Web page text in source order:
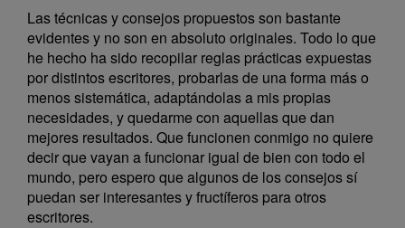
Las técnicas y consejos propuestos son bastante
evidentes y no son en absoluto originales. Todo lo que
he hecho ha sido recopilar reglas prácticas expuestas
por distintos escritores, probarlas de una forma más o
menos sistemática, adaptándolas a mis propias
necesidades, y quedarme con aquellas que dan
mejores resultados. Que funcionen conmigo no quiere
decir que vayan a funcionar igual de bien con todo el
mundo, pero espero que algunos de los consejos sí
puedan ser interesantes y fructíferos para otros
escritores.